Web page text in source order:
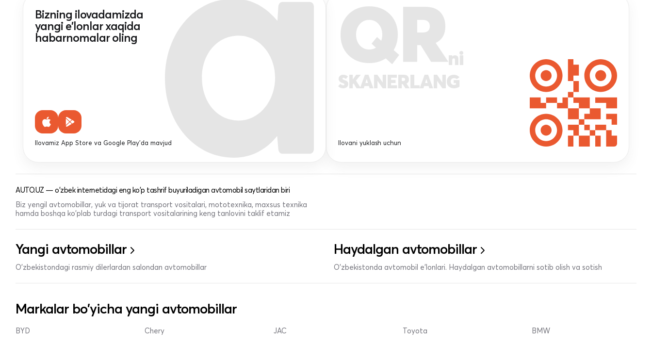
Bizning ilovadamizda
yangi e'lonlar xaqida
habarnomalar oling
Ilovamiz App Store va Google Play'da mavjud
QRni
SKANERLANG
Ilovani yuklash uchun
AUTO.UZ — o'zbek internetidagi eng ko'p tashrif buyuriladigan avtomobil saytlaridan biri
Biz yengil avtomobillar, yuk va tijorat transport vositalari, mototexnika, maxsus texnika
hamda boshqa ko'plab turdagi transport vositalarining keng tanlovini taklif etamiz
Yangi avtomobillar
O'zbekistondagi rasmiy dilerlardan salondan avtomobillar
Haydalgan avtomobillar
O'zbekistonda avtomobil e’lonlari. Haydalgan avtomobillarni sotib olish va sotish
Markalar bo'yicha yangi avtomobillar
BYD Chery JAC Toyota BMW